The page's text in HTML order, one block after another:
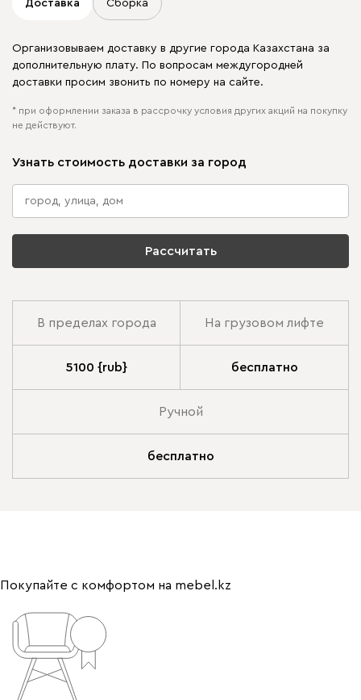
Доставка Сборка
Организовываем доставку в другие города Казахстана за
дополнительную плату. По вопросам междугородней
доставки просим звонить по номеру на сайте.
* при оформлении заказа в рассрочку условия других акций на покупку
не действуют.
Узнать стоимость доставки за город
Рассчитать
В пределах города На грузовом лифте
5100 {rub} бесплатно
Ручной
бесплатно
Покупайте с комфортом на mebel.kz